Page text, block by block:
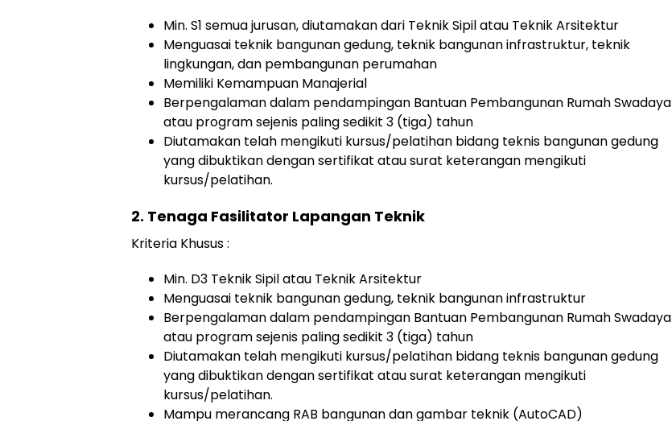
Min. S1 semua jurusan, diutamakan dari Teknik Sipil atau Teknik Arsitektur
Menguasai teknik bangunan gedung, teknik bangunan infrastruktur, teknik
lingkungan, dan pembangunan perumahan
Memiliki Kemampuan Manajerial
Berpengalaman dalam pendampingan Bantuan Pembangunan Rumah Swadaya
atau program sejenis paling sedikit 3 (tiga) tahun
Diutamakan telah mengikuti kursus/pelatihan bidang teknis bangunan gedung
yang dibuktikan dengan sertifikat atau surat keterangan mengikuti
kursus/pelatihan.
2. Tenaga Fasilitator Lapangan Teknik
Kriteria Khusus :
Min. D3 Teknik Sipil atau Teknik Arsitektur
Menguasai teknik bangunan gedung, teknik bangunan infrastruktur
Berpengalaman dalam pendampingan Bantuan Pembangunan Rumah Swadaya
atau program sejenis paling sedikit 3 (tiga) tahun
Diutamakan telah mengikuti kursus/pelatihan bidang teknis bangunan gedung
yang dibuktikan dengan sertifikat atau surat keterangan mengikuti
kursus/pelatihan.
Mampu merancang RAB bangunan dan gambar teknik (AutoCAD)